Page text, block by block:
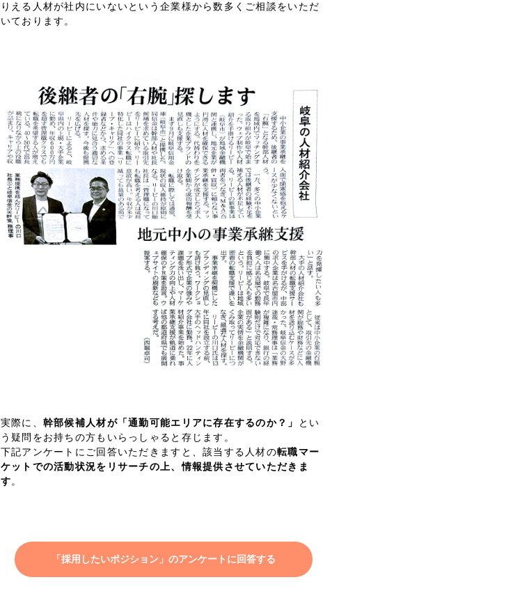
リープ・リクルーティング
Company
会社情報
会社概要
代表挨拶
SDGsに向けた取り組み
メディア掲載と取材依頼
広報ブログ
メルマガアーカイブ
プライバシーポリシー 情報セキュリティ方針 AI倫理ポリシー
クッキーポリシー サイトマップ ウェブアクセシビリティ方針
りえる人材が社内にいないという企業様から数多くご相談をいただ
いております。
実際に、 幹部候補人材が「通勤可能エリアに存在するのか？」
とい
う疑問をお持ちの方もいらっしゃると存じます。
下記アンケートにご回答いただきますと、該当する人材の転職マー
ケットでの活動状況をリサーチの上、情報提供させていただきま
す。
「採用したいポジション」のアンケートに回答する